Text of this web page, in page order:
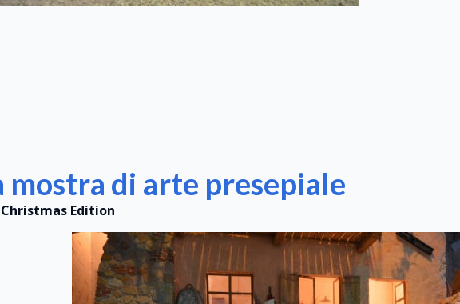
mostra di arte presepiale
Christmas Edition